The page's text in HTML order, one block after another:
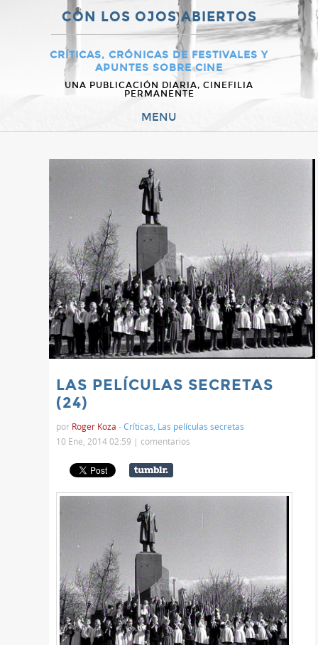
CON LOS OJOS ABIERTOS
CRÍTICAS, CRÓNICAS DE FESTIVALES Y
APUNTES SOBRE CINE
UNA PUBLICACIÓN DIARIA, CINEFILIA
PERMANENTE
MENU
LAS PELÍCULAS SECRETAS
(24)
por Roger Koza -Críticas, Las películas secretas
10 Ene, 2014 02:59 | comentarios